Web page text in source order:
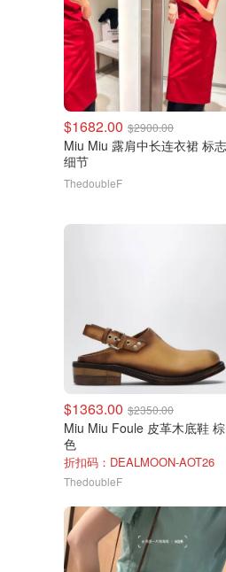
$1682.00 $2900.00
Miu Miu 露肩中长连衣裙 标志
细节
ThedoubleF
$1363.00 $2350.00
Miu Miu Foule 皮革木底鞋 棕
色
折扣码：DEALMOON-AOT26
ThedoubleF